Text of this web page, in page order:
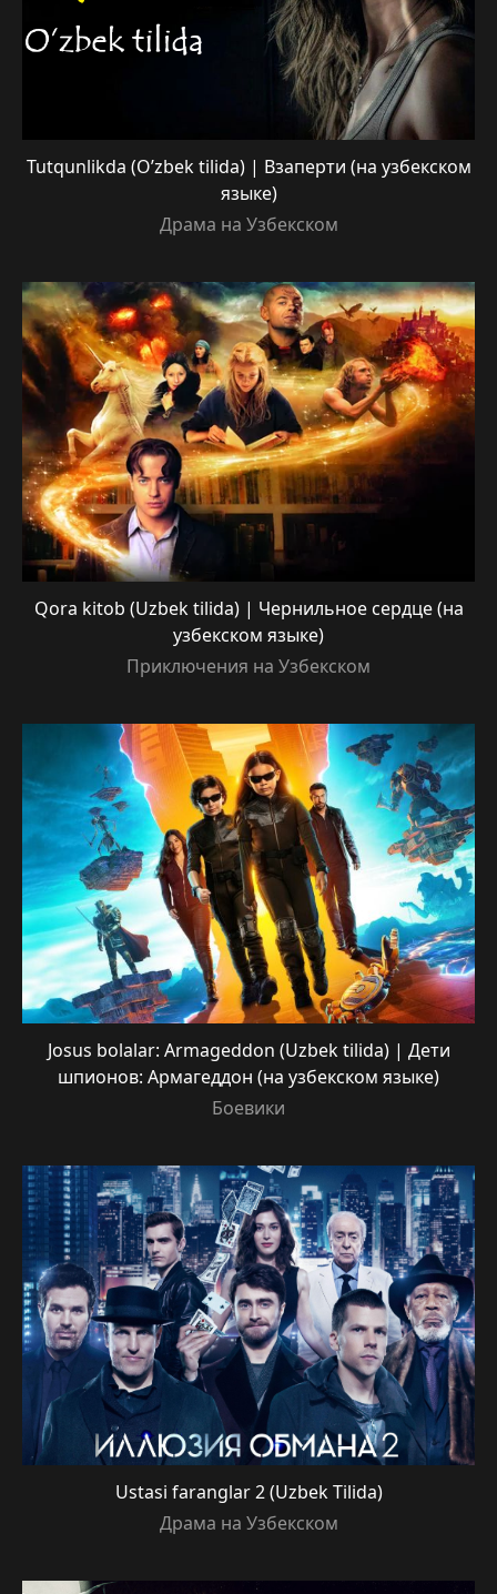
Tutqunlikda (O’zbek tilida) | Взаперти (на узбекском
языке)
Драма на Узбекском
Qora kitob (Uzbek tilida) | Чернильное сердце (на
узбекском языке)
Приключения на Узбекском
Josus bolalar: Armageddon (Uzbek tilida) | Дети
шпионов: Армагеддон (на узбекском языке)
Боевики
Ustasi faranglar 2 (Uzbek Tilida)
Драма на Узбекском